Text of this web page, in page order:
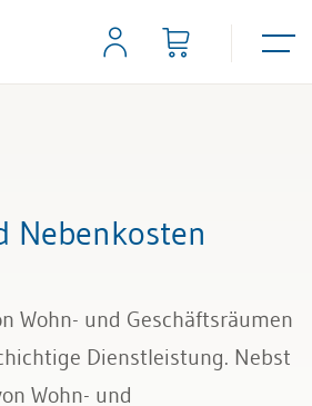
Nachbarrecht
Nebenkosten
Wohn- und Geschäftsräumen
Dienstleistung. Nebst
Wohn- und